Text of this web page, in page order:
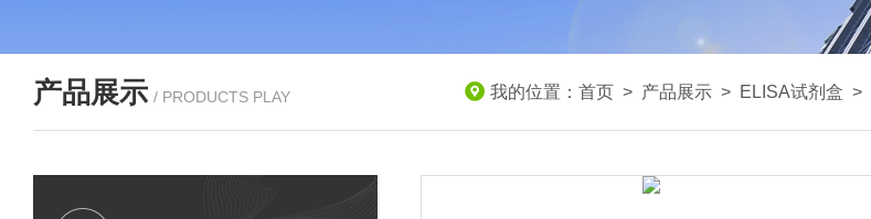
产品展示 / PRODUCTS PLAY 我的位置： 首页 > 产品展示 > ELISA试剂盒 >